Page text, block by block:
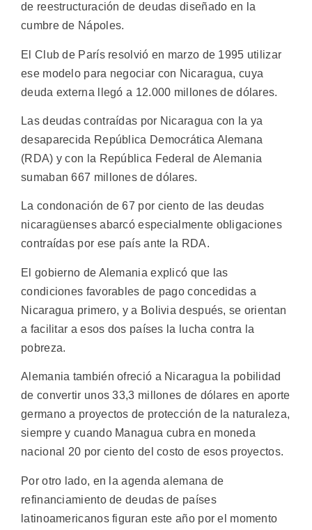
de reestructuración de deudas diseñado en la
cumbre de Nápoles.
El Club de París resolvió en marzo de 1995 utilizar
ese modelo para negociar con Nicaragua, cuya
deuda externa llegó a 12.000 millones de dólares.
Las deudas contraídas por Nicaragua con la ya
desaparecida República Democrática Alemana
(RDA) y con la República Federal de Alemania
sumaban 667 millones de dólares.
La condonación de 67 por ciento de las deudas
nicaragüenses abarcó especialmente obligaciones
contraídas por ese país ante la RDA.
El gobierno de Alemania explicó que las
condiciones favorables de pago concedidas a
Nicaragua primero, y a Bolivia después, se orientan
a facilitar a esos dos países la lucha contra la
pobreza.
Alemania también ofreció a Nicaragua la pobilidad
de convertir unos 33,3 millones de dólares en aporte
germano a proyectos de protección de la naturaleza,
siempre y cuando Managua cubra en moneda
nacional 20 por ciento del costo de esos proyectos.
Por otro lado, en la agenda alemana de
refinanciamiento de deudas de países
latinoamericanos figuran este año por el momento